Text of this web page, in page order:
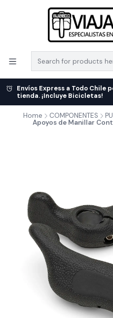
Envíos Express a Todo Chile
tienda. ¡Incluye Bicicletas!
Home COMPONENTES
Apoyos de Manillar